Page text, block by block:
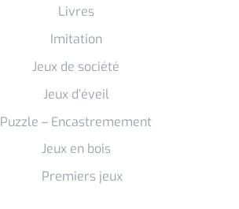
Livres
Imitation
Jeux de société
Jeux d’éveil
Puzzle – Encastremement
Jeux en bois
Premiers jeux